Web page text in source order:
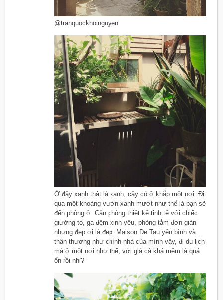
@tranquockhoinguyen
Ở đây xanh thật là xanh, cây có ở khắp một nơi. Đi
qua một khoảng vườn xanh mướt như thế là bạn sẽ
đến phòng ở. Căn phòng thiết kế tinh tế với chiếc
giường to, ga đệm xinh yêu, phòng tắm đơn giản
nhưng đẹp ơi là đẹp. Maison De Tau yên bình và
thân thương như chính nhà của mình vậy, đi du lịch
mà ở một nơi như thế, với giá cả khá mềm là quá
ổn rồi nhỉ?